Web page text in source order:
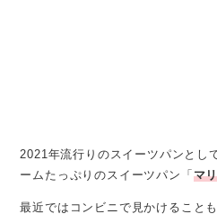
2021年流行りのスイーツパンとし
ームたっぷりのスイーツパン「 マ
最近ではコンビニで見かけること